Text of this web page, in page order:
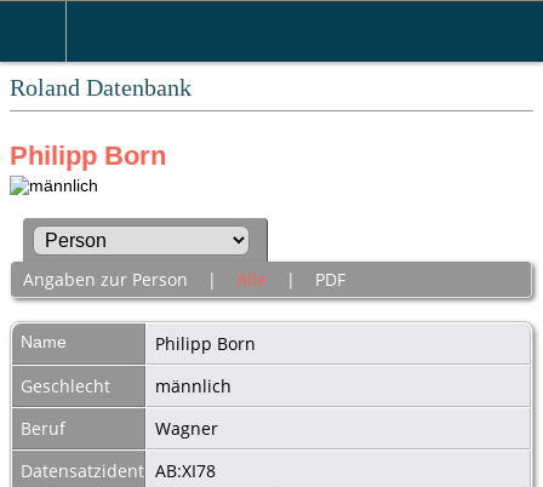
Roland Datenbank
Philipp Born
Angaben zur Person | Alle | PDF
Name Philipp Born
Geschlecht
männlich
Beruf
Wagner
Datensatzidentnummer
AB:XI78